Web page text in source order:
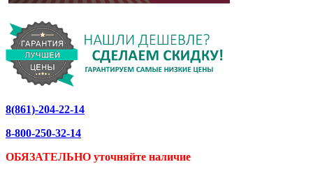
8(861)-204-22-14
8-800-250-32-14
ОБЯЗАТЕЛЬНО уточняйте наличие